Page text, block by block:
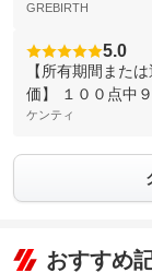
GREBIRTH
5.0
【所有期間また
価】 １００点中
ケンティ
おすすめ